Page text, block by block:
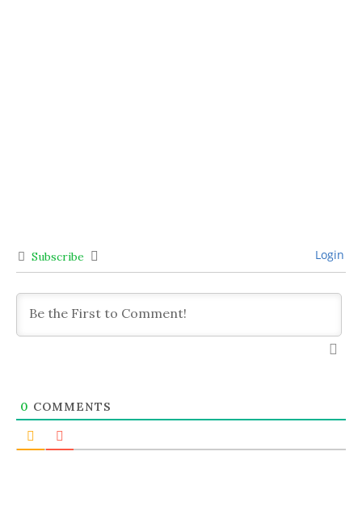
Subscribe Login
0 COMMENTS